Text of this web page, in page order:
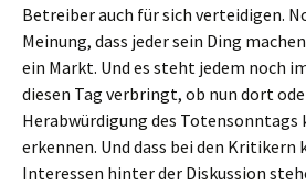
Betreiber auch für sich verteidigen.
Meinung, dass jeder sein Ding
ein Markt. Und es steht jedem noch
diesen Tag verbringt, ob nun dort
Herabwürdigung des Totensonntags
erkennen. Und dass bei den
Interessen hinter der Diskussion